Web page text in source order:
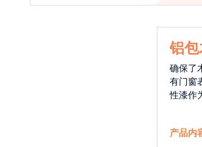
铝包
确保了
有门窗
性漆作
产品内